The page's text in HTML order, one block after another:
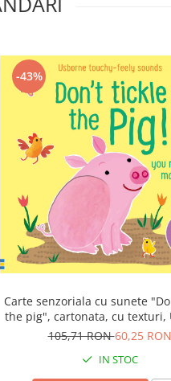
-43%
Carte senzoriala cu sunete
the pig", cartonata, cu texturi,
105,71 RON60,25 RON
IN STOC